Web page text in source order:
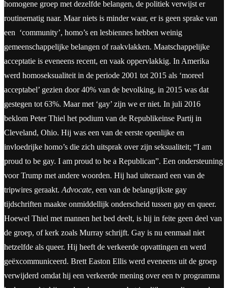
homogene groep met dezelfde belangen, de politiek verwijst er
routinematig naar. Maar niets is minder waar, er is geen sprake van
een ‘community’, homo’s en lesbiennes hebben weinig
gemeenschappelijke belangen of raakvlakken. Maatschappelijke
acceptatie is eveneens recent, en vaak oppervlakkig. In Amerika
werd homoseksualiteit in de periode 2001 tot 2015 als ‘moreel
acceptabel’ gezien door 40% van de bevolking, in 2015 was dat
gestegen tot 63%. Maar met ‘gay’ zijn we er niet. In juli 2016
beklom Peter Thiel het podium van de Republikeinse Partij in
Cleveland, Ohio. Hij was een van de eerste openlijke en
invloedrijke homo’s die zich uitsprak over zijn seksualiteit; “I am
proud to be gay. I am proud to be a Republican”. Een ondersteuning
voor Trump met andere woorden. Hij had uiteraard een van de
tripwires geraakt. Advocate, een van de belangrijkste gay
tijdschriften maakte onmiddellijk onderscheid tussen gay en queer.
Hoewel Thiel met mannen het bed deelt, is hij in feite geen deel van
de groep, of kerk zoals Murray schrijft. Gay is nu eenmaal niet
hetzelfde als queer. Hij heeft de verkeerde opvattingen en werd
geëxcommuniceerd. Brett Easton Ellis werd eveneens uit de groep
verwijderd omdat hij een verkeerde mening over een tv programma